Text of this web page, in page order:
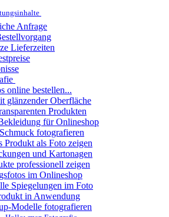
Anfrage
Lieferzeiten
online bestellen...
glänzender Oberfläche
Produkten
für Onlineshop
fotografieren
Produkt als Foto zeigen
und Kartonagen
professionell zeigen
im Onlineshop
Spiegelungen im Foto
in Anwendung
Modelle fotografieren